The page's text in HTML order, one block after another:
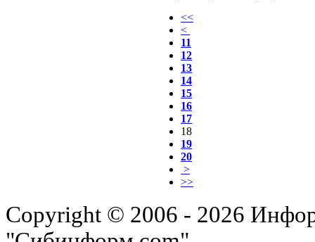
<<
<
11
12
13
14
15
16
17
18
19
20
>
>>
Copyright © 2006 - 2026